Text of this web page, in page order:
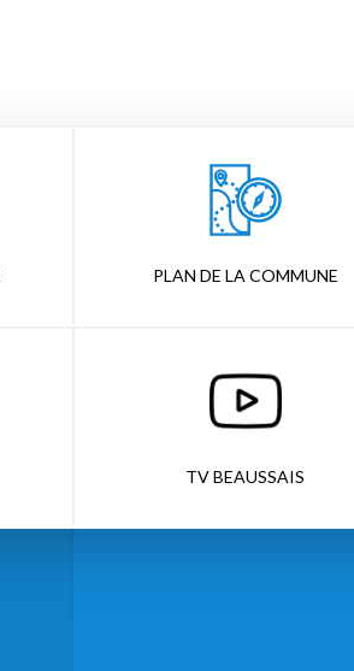
PLAN DE LA COMMUNE
TV BEAUSSAIS